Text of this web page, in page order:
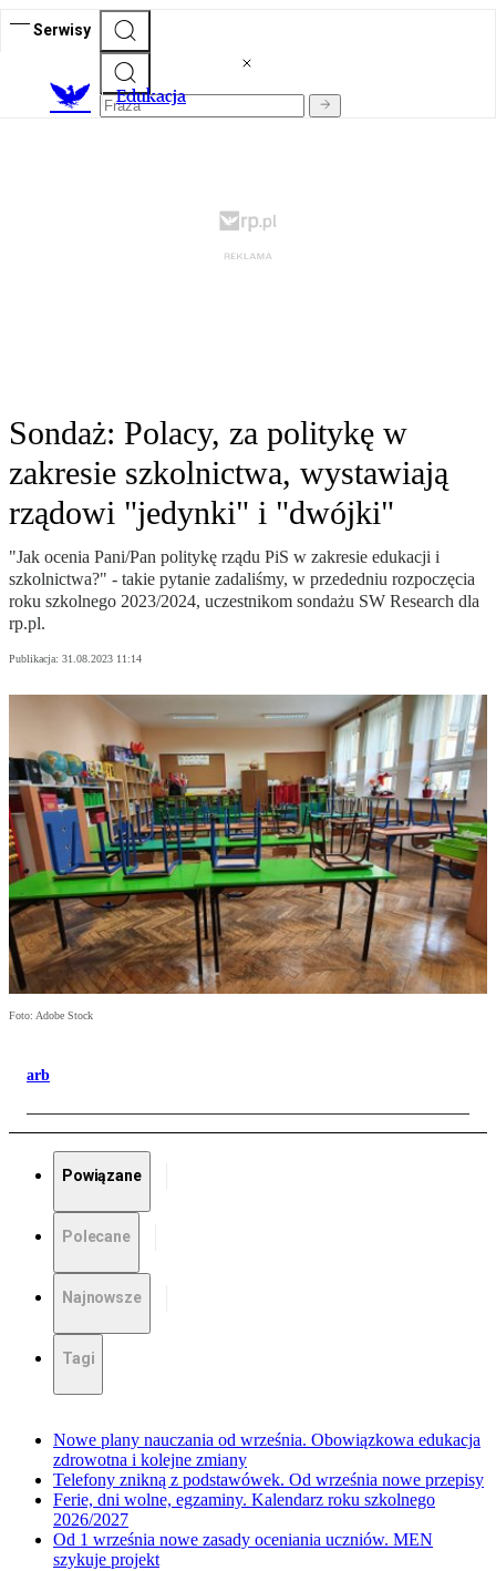
Serwisy
Edukacja
Sondaż: Polacy, za politykę w
zakresie szkolnictwa, wystawiają
rządowi "jedynki" i "dwójki"
"Jak ocenia Pani/Pan politykę rządu PiS w zakresie edukacji i
szkolnictwa?" - takie pytanie zadaliśmy, w przededniu rozpoczęcia
roku szkolnego 2023/2024, uczestnikom sondażu SW Research dla
rp.pl.
Publikacja: 31.08.2023 11:14
Foto: Adobe Stock
arb
Powiązane
Polecane
Najnowsze
Tagi
Nowe plany nauczania od września. Obowiązkowa edukacja
zdrowotna i kolejne zmiany
Telefony znikną z podstawówek. Od września nowe przepisy
Ferie, dni wolne, egzaminy. Kalendarz roku szkolnego
2026/2027
Od 1 września nowe zasady oceniania uczniów. MEN
szykuje projekt